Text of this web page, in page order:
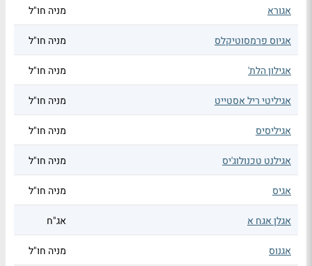
אגורא מניה חו"ל
אגיוס פרמסוטיקלס מניה חו"ל
אגילון הלת' מניה חו"ל
אגיליטי ריל אסטייט מניה חו"ל
אגיליסיס מניה חו"ל
אגילנט טכנולוג'יס מניה חו"ל
אגיס מניה חו"ל
אגלן אגח א אג"ח
אגנוס מניה חו"ל